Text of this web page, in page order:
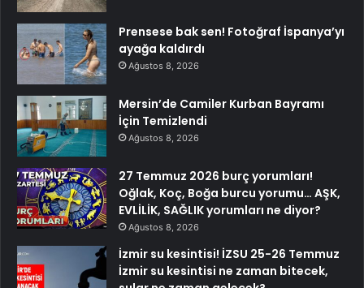
Prensese bak sen! Fotoğraf İspanya’yı
ayağa kaldırdı
Ağustos 8, 2026
Mersin’de Camiler Kurban Bayramı
İçin Temizlendi
Ağustos 8, 2026
27 Temmuz 2026 burç yorumları!
Oğlak, Koç, Boğa burcu yorumu… AŞK,
EVLİLİK, SAĞLIK yorumları ne diyor?
Ağustos 8, 2026
İzmir su kesintisi! İZSU 25-26 Temmuz
İzmir su kesintisi ne zaman bitecek,